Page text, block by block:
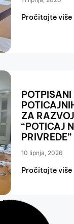
Pročitajte više
ZA
“POTICAJ
PRIVREDE”
10 lipnja, 2026
Pročitajte više